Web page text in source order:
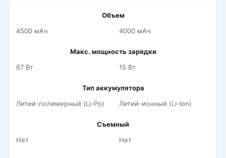
Объем
4500 мАч
4000 мАч
Макс. мощность зарядки
67 Вт
15 Вт
Тип аккумулятора
Литий-полимерный (Li-Po)
Литий-ионный (Li-Ion)
Съемный
Нет
Нет